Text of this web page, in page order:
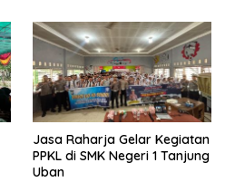
Cepat
Jasa Raharja Gelar Kegiatan
PPKL di SMK Negeri 1 Tanjung
Uban